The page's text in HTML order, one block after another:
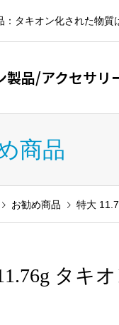
：タキオン化された物
製品/アクセサリ
商品
お勧め商品 特大
タキ